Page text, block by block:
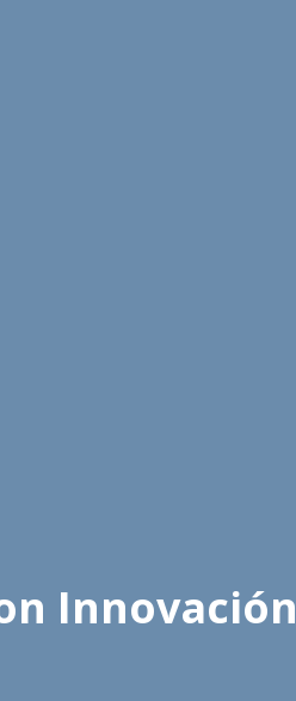
Innovación